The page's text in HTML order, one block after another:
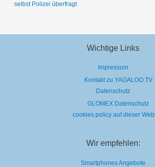
selbst Polizei überfragt
Wichtige Links
Impressum
Kontakt zu YAGALOO.TV
Datenschutz
GLOMEX Datenschutz
cookies policy auf dieser
Wir empfehlen:
Smartphones Angebote